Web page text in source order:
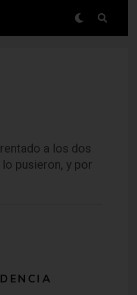
a los dos
pusieron, y por